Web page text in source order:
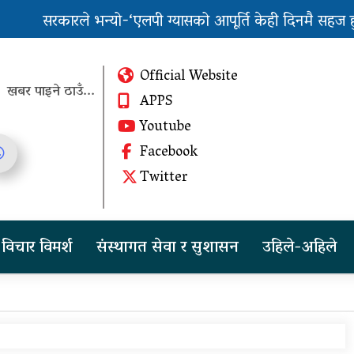
सरकारले भन्यो-‘एलपी ग्यासको आपूर्ति केही दिनमै सहज
खबर पाइने ठाउँ...
Official Website
APPS
Youtube
Facebook
Twitter
विचार विमर्श संस्थागत सेवा र सुशासन उहिले-अहिले
तीन दिन सम्म मुसलधारे देखि
आरिघोप्टे मनसुन, सतर्क रहन
चीनको दबाबपछि तिब्बत
सम्मेलनमा दलाई लामाका
प्रतिनिधि नआउने